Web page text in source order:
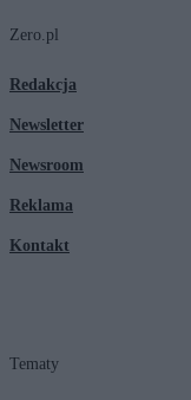
Zero.pl
Redakcja
Newsletter
Newsroom
Reklama
Kontakt
Tematy